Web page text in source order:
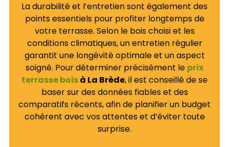
La durabilité et l’entretien sont également des
points essentiels pour profiter longtemps de
votre terrasse. Selon le bois choisi et les
conditions climatiques, un entretien régulier
garantit une longévité optimale et un aspect
soigné. Pour déterminer précisément le prix
terrasse boisà La Brède, il est conseillé de se
baser sur des données fiables et des
comparatifs récents, afin de planifier un budget
cohérent avec vos attentes et d’éviter toute
surprise.